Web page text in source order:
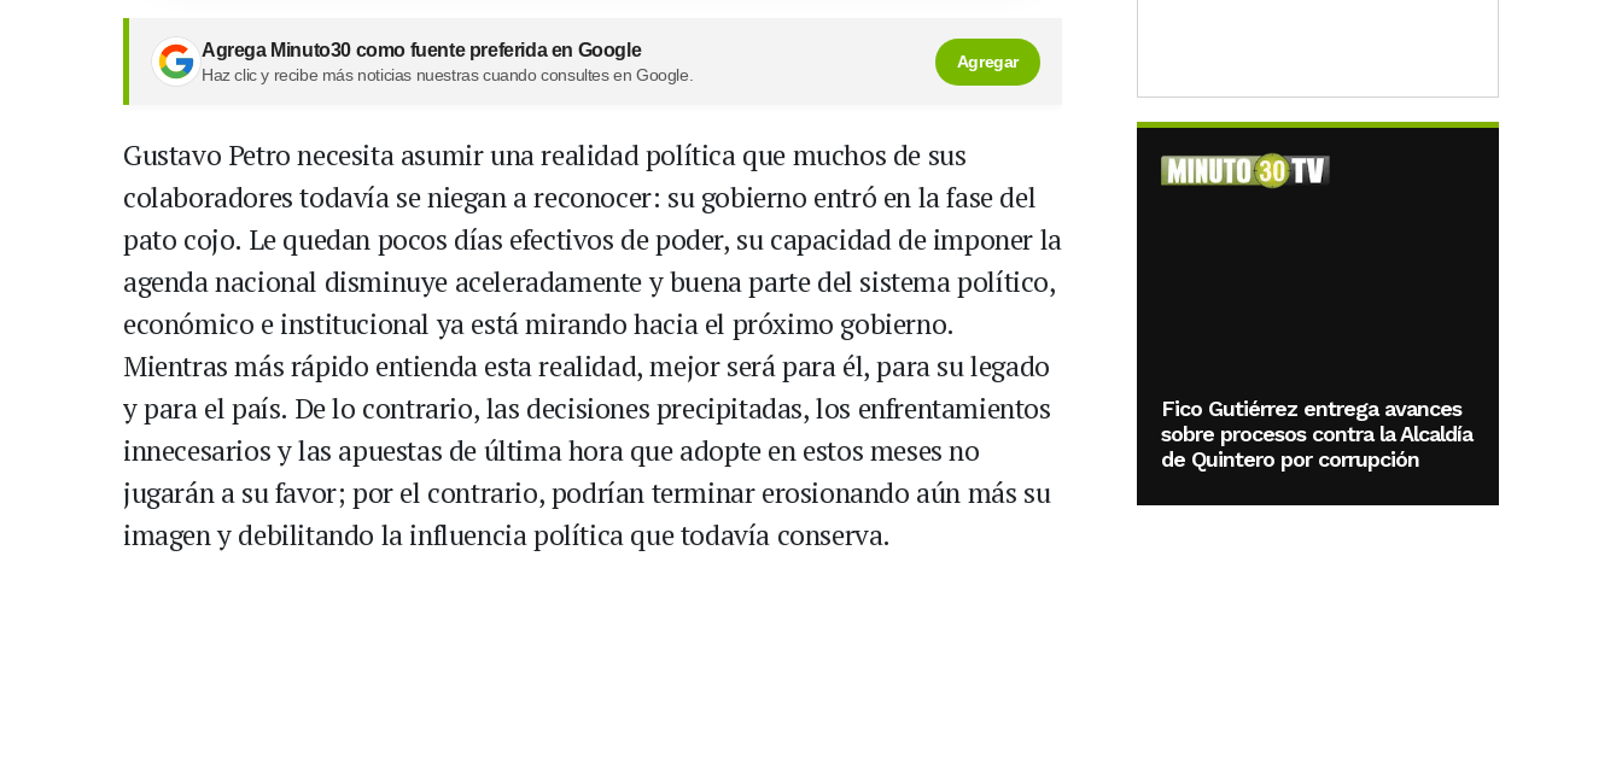
Agrega Minuto30 como fuente preferida en Google
Haz clic y recibe más noticias nuestras cuando consultes en Google.
Agregar
Gustavo Petro necesita asumir una realidad política que muchos de sus
colaboradores todavía se niegan a reconocer: su gobierno entró en la fase del
pato cojo. Le quedan pocos días efectivos de poder, su capacidad de imponer la
agenda nacional disminuye aceleradamente y buena parte del sistema político,
económico e institucional ya está mirando hacia el próximo gobierno.
Mientras más rápido entienda esta realidad, mejor será para él, para su legado
y para el país. De lo contrario, las decisiones precipitadas, los enfrentamientos
innecesarios y las apuestas de última hora que adopte en estos meses no
jugarán a su favor; por el contrario, podrían terminar erosionando aún más su
imagen y debilitando la influencia política que todavía conserva.
Fico Gutiérrez entrega avances
sobre procesos contra la Alcaldía
de Quintero por corrupción